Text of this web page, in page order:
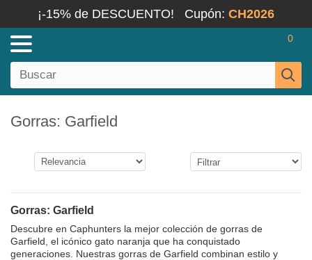
¡-15% de DESCUENTO! Cupón: CH2026
0
Gorras: Garfield
Gorras: Garfield
Descubre en Caphunters la mejor colección de gorras de
Garfield, el icónico gato naranja que ha conquistado
generaciones. Nuestras gorras de Garfield combinan estilo y